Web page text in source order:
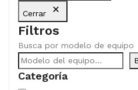
Cerrar
Filtros
Busca por modelo de equipo
Categoría